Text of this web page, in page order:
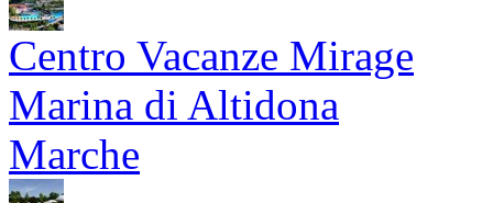
Centro Vacanze Mirage
Marina di Altidona
Marche